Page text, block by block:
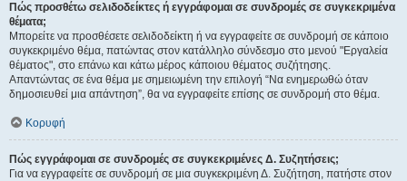
Πώς προσθέτω σελιδοδείκτες ή εγγράφομαι σε συνδρομές σε συγκεκριμένα
θέματα;
Μπορείτε να προσθέσετε σελιδοδείκτη ή να εγγραφείτε σε συνδρομή σε κάποιο
συγκεκριμένο θέμα, πατώντας στον κατάλληλο σύνδεσμο στο μενού "Εργαλεία
θέματος", στο επάνω και κάτω μέρος κάποιου θέματος συζήτησης.
Απαντώντας σε ένα θέμα με σημειωμένη την επιλογή “Να ενημερωθώ όταν
δημοσιευθεί μια απάντηση”, θα να εγγραφείτε επίσης σε συνδρομή στο θέμα.
Κορυφή
Πώς εγγράφομαι σε συνδρομές σε συγκεκριμένες Δ. Συζητήσεις;
Για να εγγραφείτε σε συνδρομή σε μια συγκεκριμένη Δ. Συζήτηση, πατήστε στον